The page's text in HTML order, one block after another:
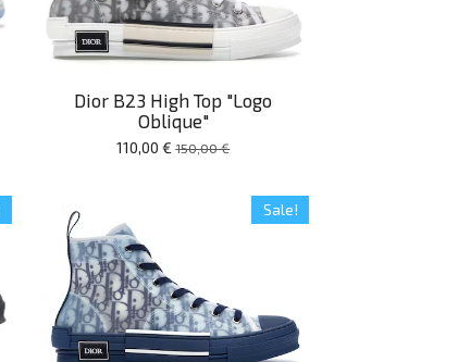
Dior B23 High Top "Logo
Oblique"
110,00 € 150,00 €
Sale!